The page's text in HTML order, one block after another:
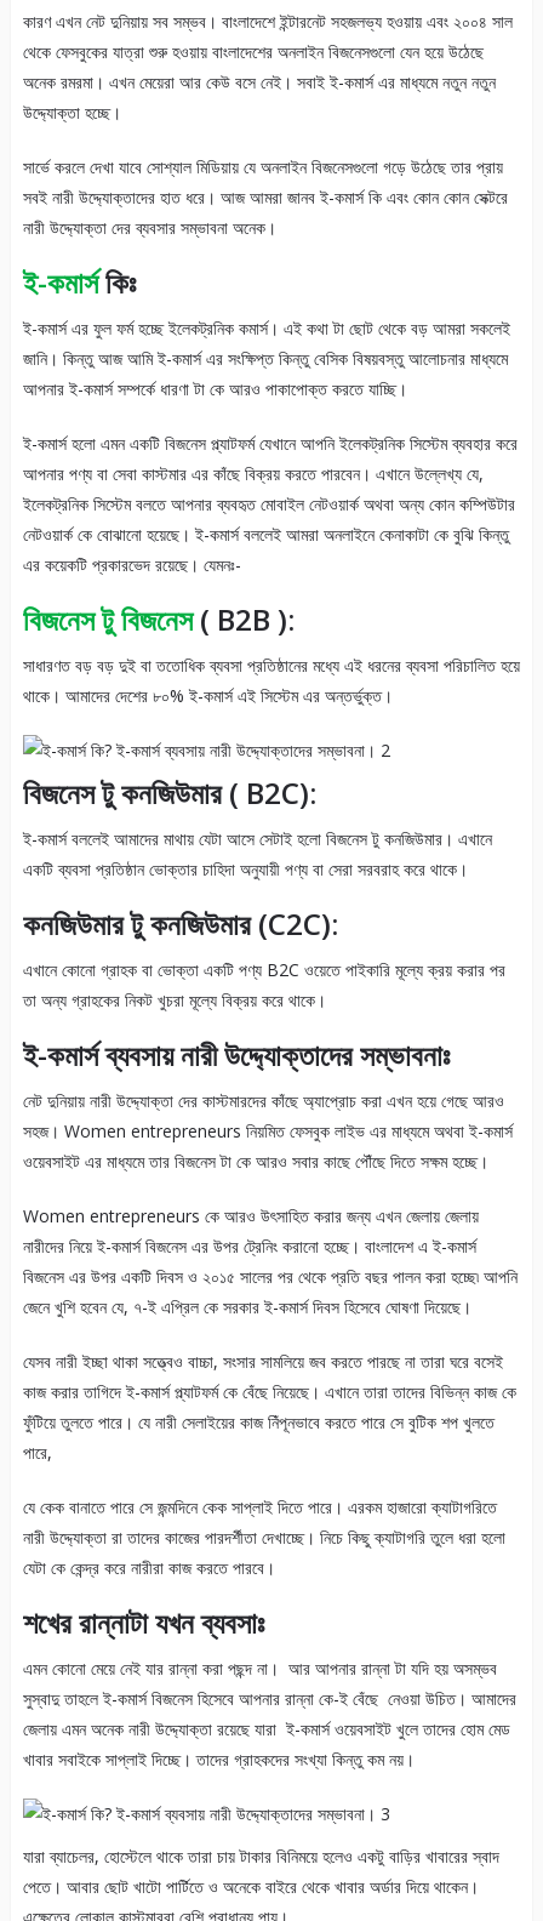
কারণ এখন নেট দুনিয়ায় সব সম্ভব। বাংলাদেশে ইন্টারনেট সহজলভ্য হওয়ায় এবং ২০০৪ সাল
থেকে ফেসবুকের যাত্রা শুরু হওয়ায় বাংলাদেশের অনলাইন বিজনেসগুলো যেন হয়ে উঠেছে
অনেক রমরমা। এখন মেয়েরা আর কেউ বসে নেই। সবাই ই-কমার্স এর মাধ্যমে নতুন নতুন
উদ্দ্যোক্তা হচ্ছে।
সার্ভে করলে দেখা যাবে সোশ্যাল মিডিয়ায় যে অনলাইন বিজনেসগুলো গড়ে উঠেছে তার প্রায়
সবই নারী উদ্দ্যোক্তাদের হাত ধরে। আজ আমরা জানব ই-কমার্স কি এবং কোন কোন সেক্টরে
নারী উদ্দ্যোক্তা দের ব্যবসার সম্ভাবনা অনেক।
ই-কমার্সকিঃ
ই-কমার্স এর ফুল ফর্ম হচ্ছে ইলেকট্রনিক কমার্স। এই কথা টা ছোট থেকে বড় আমরা সকলেই
জানি। কিন্তু আজ আমি ই-কমার্স এর সংক্ষিপ্ত কিন্তু বেসিক বিষয়বস্তু আলোচনার মাধ্যমে
আপনার ই-কমার্স সম্পর্কে ধারণা টা কে আরও পাকাপোক্ত করতে যাচ্ছি।
ই-কমার্স হলো এমন একটি বিজনেস প্ল্যাটফর্ম যেখানে আপনি ইলেকট্রনিক সিস্টেম ব্যবহার করে
আপনার পণ্য বা সেবা কাস্টমার এর কাঁছে বিক্রয় করতে পারবেন। এখানে উল্লেখ্য যে,
ইলেকট্রনিক সিস্টেম বলতে আপনার ব্যবহৃত মোবাইল নেটওয়ার্ক অথবা অন্য কোন কম্পিউটার
নেটওয়ার্ক কে বোঝানো হয়েছে। ই-কমার্স বললেই আমরা অনলাইনে কেনাকাটা কে বুঝি কিন্তু
এর কয়েকটি প্রকারভেদ রয়েছে। যেমনঃ-
বিজনেস টু বিজনেস( B2B ):
সাধারণত বড় বড় দুই বা ততোধিক ব্যবসা প্রতিষ্ঠানের মধ্যে এই ধরনের ব্যবসা পরিচালিত হয়ে
থাকে। আমাদের দেশের ৮০% ই-কমার্স এই সিস্টেম এর অন্তর্ভুক্ত।
বিজনেস টু কনজিউমার ( B2C):
ই-কমার্স বললেই আমাদের মাথায় যেটা আসে সেটাই হলো বিজনেস টু কনজিউমার। এখানে
একটি ব্যবসা প্রতিষ্ঠান ভোক্তার চাহিদা অনুযায়ী পণ্য বা সেরা সরবরাহ করে থাকে।
কনজিউমার টু কনজিউমার (C2C):
এখানে কোনো গ্রাহক বা ভোক্তা একটি পণ্য B2C ওয়েতে পাইকারি মূল্যে ক্রয় করার পর
তা অন্য গ্রাহকের নিকট খুচরা মূল্যে বিক্রয় করে থাকে।
ই-কমার্স ব্যবসায় নারী উদ্দ্যোক্তাদের সম্ভাবনাঃ
নেট দুনিয়ায় নারী উদ্দ্যোক্তা দের কাস্টমারদের কাঁছে অ্যাপ্রোচ করা এখন হয়ে গেছে আরও
সহজ। Women entrepreneurs নিয়মিত ফেসবুক লাইভ এর মাধ্যমে অথবা ই-কমার্স
ওয়েবসাইট এর মাধ্যমে তার বিজনেস টা কে আরও সবার কাছে পৌঁছে দিতে সক্ষম হচ্ছে।
Women entrepreneurs কে আরও উৎসাহিত করার জন্য এখন জেলায় জেলায়
নারীদের নিয়ে ই-কমার্স বিজনেস এর উপর ট্রেনিং করানো হচ্ছে। বাংলাদেশ এ ই-কমার্স
বিজনেস এর উপর একটি দিবস ও ২০১৫ সালের পর থেকে প্রতি বছর পালন করা হচ্ছে৷ আপনি
জেনে খুশি হবেন যে, ৭-ই এপ্রিল কে সরকার ই-কমার্স দিবস হিসেবে ঘোষণা দিয়েছে।
যেসব নারী ইচ্ছা থাকা সত্ত্বেও বাচ্চা, সংসার সামলিয়ে জব করতে পারছে না তারা ঘরে বসেই
কাজ করার তাগিদে ই-কমার্স প্ল্যাটফর্ম কে বেঁছে নিয়েছে। এখানে তারা তাদের বিভিন্ন কাজ কে
ফুঁটিয়ে তুলতে পারে। যে নারী সেলাইয়ের কাজ নিঁপূনভাবে করতে পারে সে বুটিক শপ খুলতে
পারে,
যে কেক বানাতে পারে সে জন্মদিনে কেক সাপ্লাই দিতে পারে। এরকম হাজারো ক্যাটাগরিতে
নারী উদ্দ্যোক্তা রা তাদের কাজের পারদর্শীতা দেখাচ্ছে। নিচে কিছু ক্যাটাগরি তুলে ধরা হলো
যেটা কে কেন্দ্র করে নারীরা কাজ করতে পারবে।
শখের রান্নাটা যখন ব্যবসাঃ
এমন কোনো মেয়ে নেই যার রান্না করা পছন্দ না। আর আপনার রান্না টা যদি হয় অসম্ভব
সুস্বাদু তাহলে ই-কমার্স বিজনেস হিসেবে আপনার রান্না কে-ই বেঁছে নেওয়া উচিত। আমাদের
জেলায় এমন অনেক নারী উদ্দ্যোক্তা রয়েছে যারা ই-কমার্স ওয়েবসাইট খুলে তাদের হোম মেড
খাবার সবাইকে সাপ্লাই দিচ্ছে। তাদের গ্রাহকদের সংখ্যা কিন্তু কম নয়।
যারা ব্যাচেলর, হোস্টেলে থাকে তারা চায় টাকার বিনিময়ে হলেও একটু বাড়ির খাবারের স্বাদ
পেতে। আবার ছোট খাটো পার্টিতে ও অনেকে বাইরে থেকে খাবার অর্ডার দিয়ে থাকেন।